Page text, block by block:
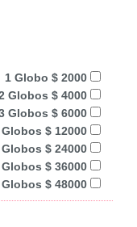
1 Globo $ 2000
Globos $ 4000
Globos $ 6000
$ 12000
Globos $ 24000
Globos $ 36000
Globos $ 48000